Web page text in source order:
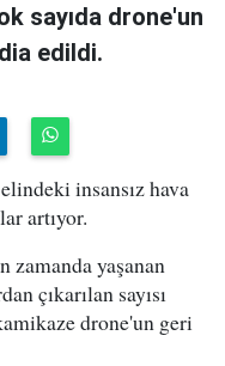
sayıda drone'un
edildi.
insansız hava
artıyor.
zamanda yaşanan
çıkarılan sayısı
drone'un geri